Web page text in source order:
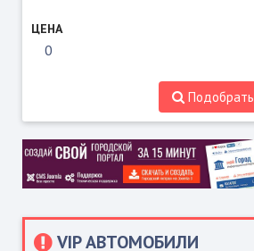
VIP АВТОМОБИЛИ
ЦЕНА
Подобрать